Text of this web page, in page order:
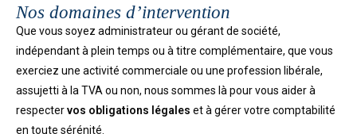
Nos domaines d’intervention
Que vous soyez administrateur ou gérant de société,
indépendant à plein temps ou à titre complémentaire, que vous
exerciez une activité commerciale ou une profession libérale,
assujetti à la TVA ou non, nous sommes là pour vous aider à
respectervos obligations légales et à gérer votre comptabilité
en toute sérénité.